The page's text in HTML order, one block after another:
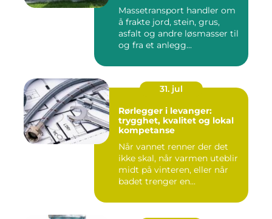
Massetransport handler om
å frakte jord, stein, grus,
asfalt og andre løsmasser til
og fra et anlegg...
31. jul
Rørlegger i levanger:
trygghet, kvalitet og lokal
kompetanse
Når vannet renner der det
ikke skal, når varmen uteblir
midt på vinteren, eller når
badet trenger en...